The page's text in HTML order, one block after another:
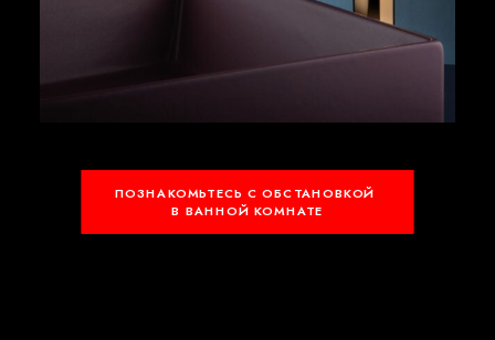
ПОЗНАКОМЬТЕСЬ С ОБСТАНОВКОЙ
В ВАННОЙ КОМНАТЕ